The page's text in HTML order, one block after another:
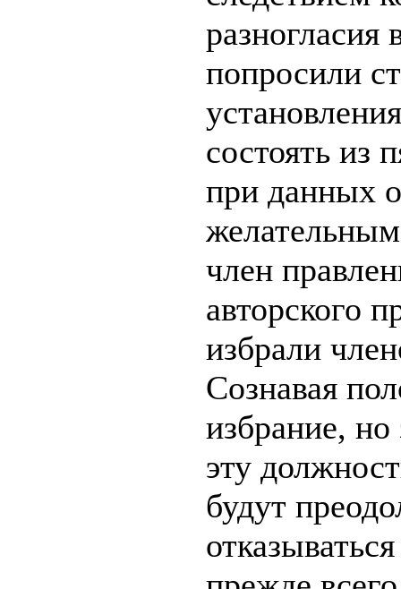
попросили
состоять из
при данных
член
авторского
избрали
Сознавая
избрание, но
эту
будут